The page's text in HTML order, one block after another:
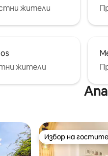
жители
жители
Избор на гостите
Избор на гостите